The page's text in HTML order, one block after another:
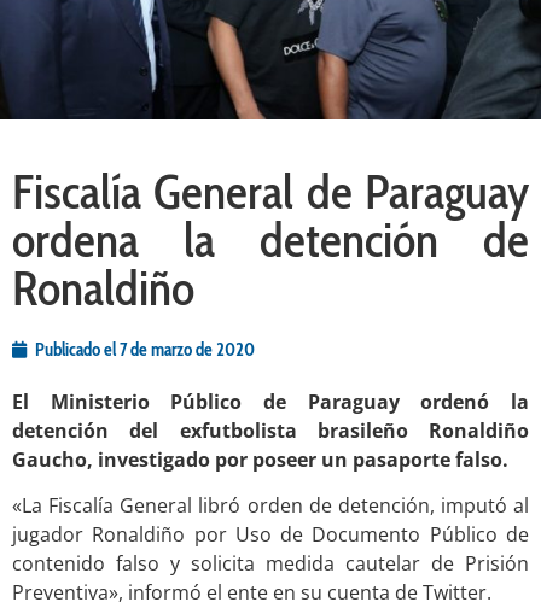
Fiscalía General de Paraguay
ordena la detención de
Ronaldiño
Publicado el7 de marzo de 2020
El Ministerio Público de Paraguay ordenó la
detención del exfutbolista brasileño Ronaldiño
Gaucho, investigado por poseer un pasaporte falso.
«La Fiscalía General libró orden de detención, imputó al
jugador Ronaldiño por Uso de Documento Público de
contenido falso y solicita medida cautelar de Prisión
Preventiva», informó el ente en su cuenta de Twitter.